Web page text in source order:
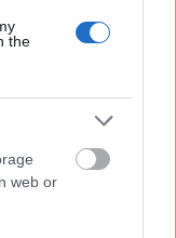
the
web or